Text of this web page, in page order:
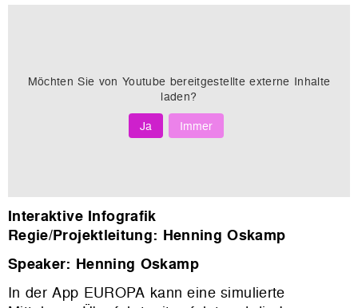
Möchten Sie von Youtube bereitgestellte externe Inhalte
laden?
Ja
Immer
Interaktive Infografik
Regie/Projektleitung: Henning Oskamp
Speaker: Henning Oskamp
In der App EUROPA kann eine simulierte